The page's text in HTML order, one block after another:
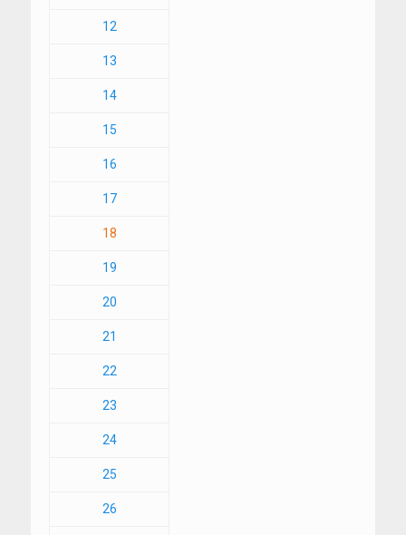
12
13
14
15
16
17
18
19
20
21
22
23
24
25
26